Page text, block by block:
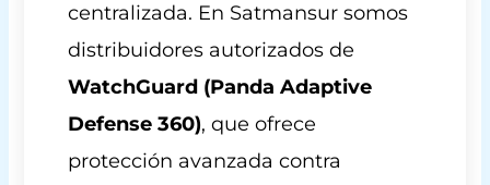
centralizada. En Satmansur somos
distribuidores autorizados de
WatchGuard (Panda Adaptive
Defense 360), que ofrece
protección avanzada contra